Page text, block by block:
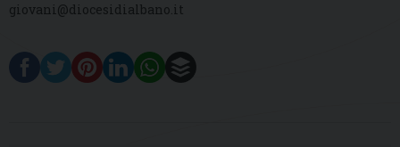
giovani@diocesidialbano.it